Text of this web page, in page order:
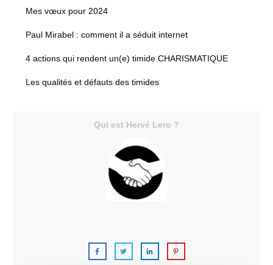
Mes vœux pour 2024
Paul Mirabel : comment il a séduit internet
4 actions qui rendent un(e) timide CHARISMATIQUE
Les qualités et défauts des timides
Qui est Hervé Lero ?
Hervé Lero.